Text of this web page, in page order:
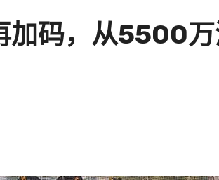
加码，从5500